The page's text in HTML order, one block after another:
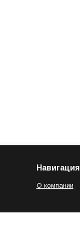
Навигация
О компании